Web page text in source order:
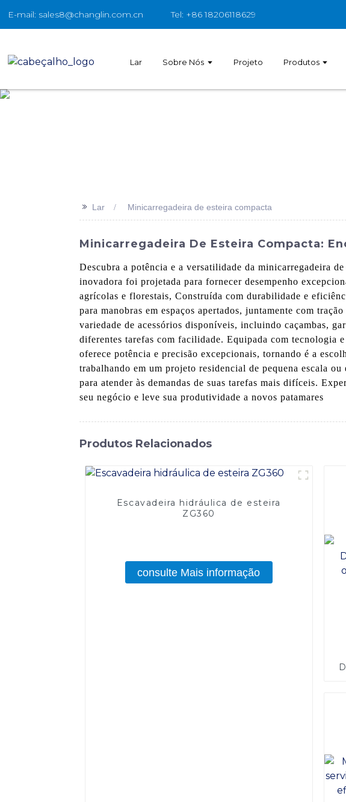
E-mail: sales8@changlin.com.cn Tel: +86 18206118629
Lar Sobre Nós Projeto Produtos
>> Lar Minicarregadeira de esteira compacta
Minicarregadeira De Esteira Compacta:
Descubra a potência e a versatilidade da minicarregadeira
inovadora foi projetada para fornecer desempenho
agrícolas e florestais, Construída com durabilidade e
para manobras em espaços apertados, juntamente com
variedade de acessórios disponíveis, incluindo caçambas,
diferentes tarefas com facilidade. Equipada com tecnologia
oferece potência e precisão excepcionais, tornando é a
trabalhando em um projeto residencial de pequena escala
para atender às demandas de suas tarefas mais difíceis.
seu negócio e leve sua produtividade a novos patamares
Produtos Relacionados
Escavadeira hidráulica de esteira
ZG360
consulte Mais informação